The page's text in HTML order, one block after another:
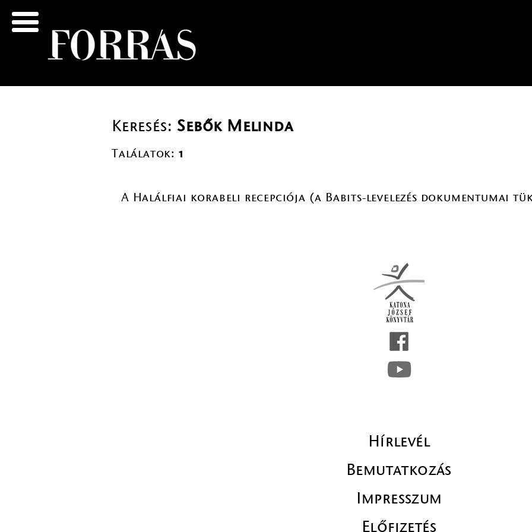
Keresés:Sebők Melinda
Találatok: 1
A Halálfiai korabeli recepciója (a Babits-levelezés dokumentumai
Hírlevél
Bemutatkozás
Impresszum
Előfizetés